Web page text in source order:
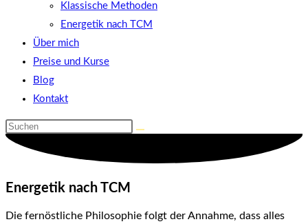
Klassische Methoden
Energetik nach TCM
Über mich
Preise und Kurse
Blog
Kontakt
Diese
Website
durchsuchen
Energetik nach TCM
Die fernöstliche Philosophie folgt der Annahme, dass alles